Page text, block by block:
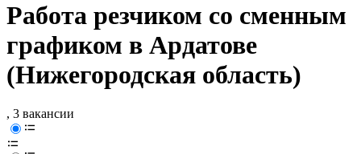
Работа резчиком со сменным
графиком в Ардатове
(Нижегородская область)
, 3 вакансии